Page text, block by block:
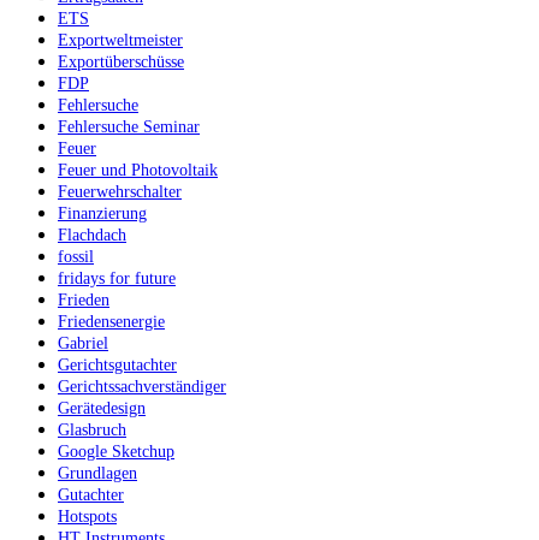
ETS
Exportweltmeister
Exportüberschüsse
FDP
Fehlersuche
Fehlersuche Seminar
Feuer
Feuer und Photovoltaik
Feuerwehrschalter
Finanzierung
Flachdach
fossil
fridays for future
Frieden
Friedensenergie
Gabriel
Gerichtsgutachter
Gerichtssachverständiger
Gerätedesign
Glasbruch
Google Sketchup
Grundlagen
Gutachter
Hotspots